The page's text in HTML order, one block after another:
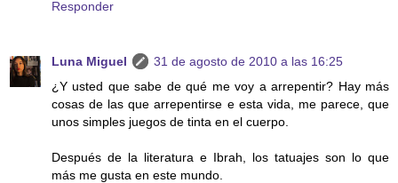
Responder
Luna Miguel
31 de agosto de 2010 a las 16:25
¿Y usted que sabe de qué me voy a arrepentir? Hay más
cosas de las que arrepentirse e esta vida, me parece, que
unos simples juegos de tinta en el cuerpo.
Después de la literatura e Ibrah, los tatuajes son lo que
más me gusta en este mundo.